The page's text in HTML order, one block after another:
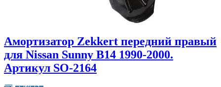
Амортизатор Zekkert передний правый
для Nissan Sunny B14 1990-2000.
Артикул SO-2164